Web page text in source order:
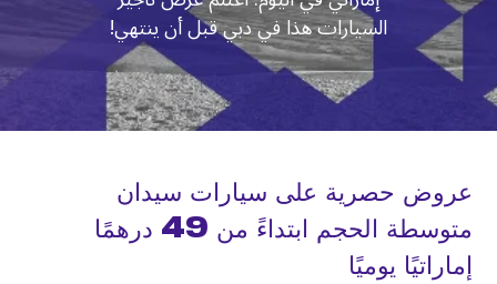
السيارات هذا في دبي قبل أن ينتهي!
عروض حصرية على سيارات سيدان
متوسطة الحجم ابتداءً من 49 درهمًا
إماراتيًا يوميًا